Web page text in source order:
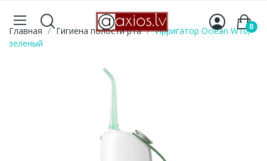
0
Главная Гигиена полости рта
Ирригатор Oclean W10,
зеленый